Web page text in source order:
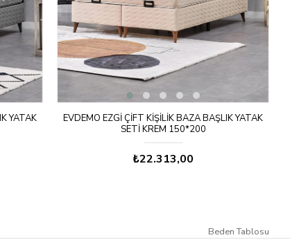
YATAK
EVDEMO EZGI ÇIFT KIŞILIK BAZA BAŞLIK YATAK
SETI KREM 150*200
₺22.313,00
Beden Tablosu